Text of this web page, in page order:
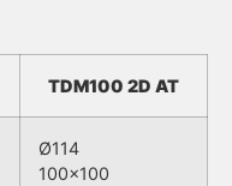
TDM100 2D AT
Ø114
100×100